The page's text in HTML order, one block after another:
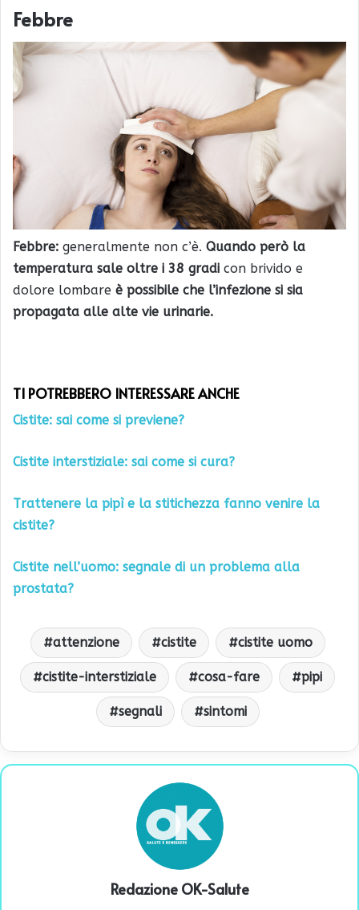
Febbre
Febbre: generalmente non c’è. Quando però la
temperatura sale oltre i 38 gradi con brivido e
dolore lombare è possibile che l’infezione si sia
propagata alle alte vie urinarie.
TI POTREBBERO INTERESSARE ANCHE
Cistite: sai come si previene?
Cistite interstiziale: sai come si cura?
Trattenere la pipì e la stitichezza fanno venire la
cistite?
Cistite nell’uomo: segnale di un problema alla
prostata?
attenzione cistite cistite uomo
cistite-interstiziale cosa-fare pipi
segnali sintomi
Redazione OK-Salute